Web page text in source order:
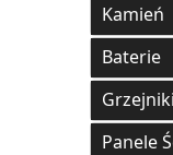
Kamień
Baterie
Grzejniki
Panele